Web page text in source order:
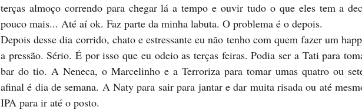
terças almoço correndo para chegar lá a tempo e ouvir tudo o que eles tem a
pouco mais... Até aí ok. Faz parte da minha labuta. O problema é o depois.
Depois desse dia corrido, chato e estressante eu não tenho com quem fazer um
a pressão. Sério. É por isso que eu odeio as terças feiras. Podia ser a Tati para
bar do tio. A Neneca, o Marcelinho e a Terroriza para tomar umas quatro ou
afinal é dia de semana. A Naty para sair para jantar e dar muita risada ou até
IPA para ir até o posto.